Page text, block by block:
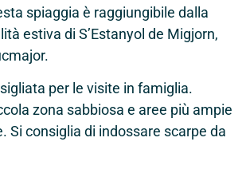
spiaggia è raggiungibile dalla
estiva di S’Estanyol de Migjorn,
per le visite in famiglia.
zona sabbiosa e aree più ampie
Si consiglia di indossare scarpe da